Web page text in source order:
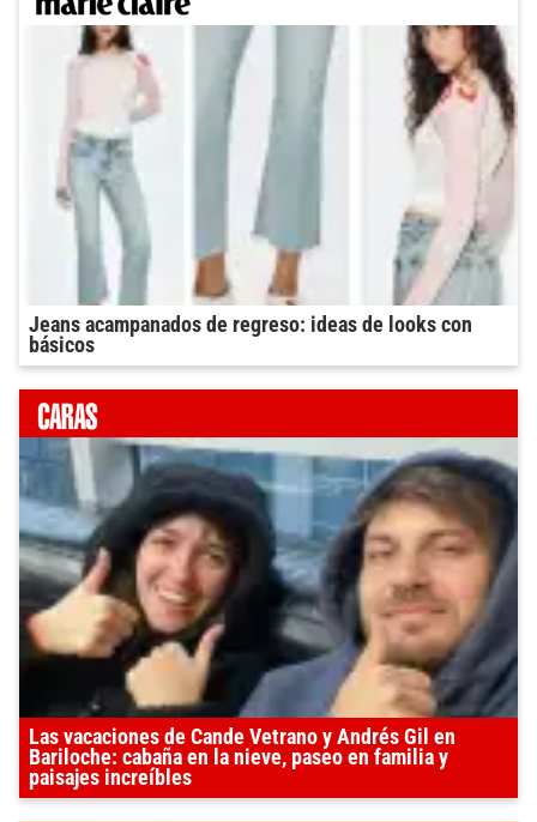
Jeans acampanados de regreso: ideas de looks con
básicos
Las vacaciones de Cande Vetrano y Andrés Gil en
Bariloche: cabaña en la nieve, paseo en familia y
paisajes increíbles